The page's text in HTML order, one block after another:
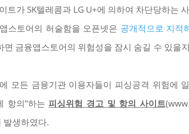
가 SK텔레콤과 LG U+에 의하여 차단당하는
스토어의 허술함을 오픈넷은 공개적으로 지적
금융앱스토어의 위험성을 잠시 숨길 수 있을
모든 금융기관 이용자들이 피싱공격 위험에
항의”하는 피싱위험 경고 및 항의 사이트
생하였다.